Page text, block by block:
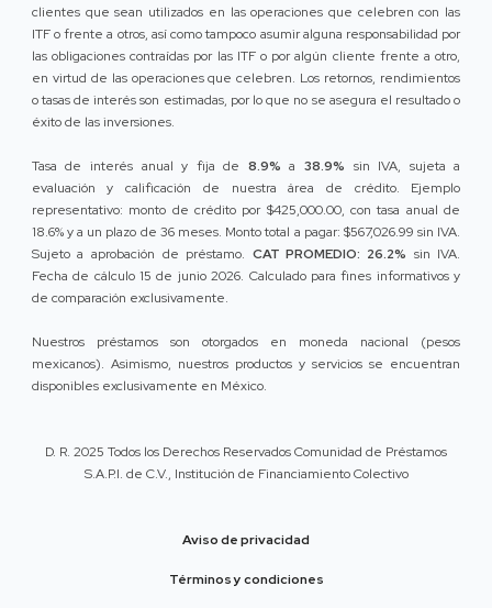
clientes que sean utilizados en las operaciones que celebren con las
ITF o frente a otros, así como tampoco asumir alguna responsabilidad por
las obligaciones contraídas por las ITF o por algún cliente frente a otro,
en virtud de las operaciones que celebren. Los retornos, rendimientos
o tasas de interés son estimadas, por lo que no se asegura el resultado o
éxito de las inversiones.
Tasa de interés anual y fija de 8.9% a 38.9% sin IVA, sujeta a
evaluación y calificación de nuestra área de crédito. Ejemplo
representativo: monto de crédito por $425,000.00, con tasa anual de
18.6% y a un plazo de 36 meses. Monto total a pagar: $567,026.99 sin IVA.
Sujeto a aprobación de préstamo. CAT PROMEDIO: 26.2% sin IVA.
Fecha de cálculo 15 de junio 2026. Calculado para fines informativos y
de comparación exclusivamente.
Nuestros préstamos son otorgados en moneda nacional (pesos
mexicanos). Asimismo, nuestros productos y servicios se encuentran
disponibles exclusivamente en México.
D. R. 2025 Todos los Derechos Reservados Comunidad de Préstamos
S.A.P.I. de C.V., Institución de Financiamiento Colectivo
Aviso de privacidad
Términos y condiciones